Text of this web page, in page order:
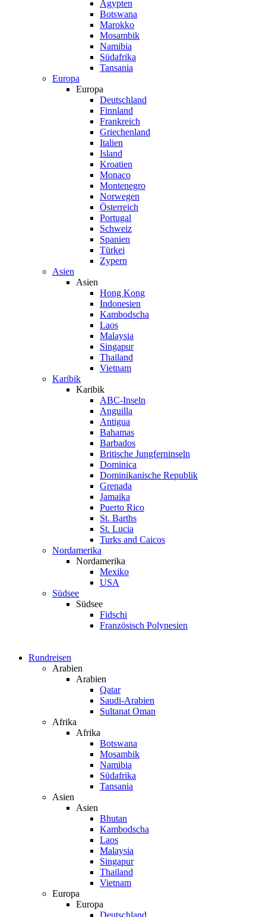
Ägypten
Botswana
Marokko
Mosambik
Namibia
Südafrika
Tansania
Europa
Europa
Deutschland
Finnland
Frankreich
Griechenland
Italien
Island
Kroatien
Monaco
Montenegro
Norwegen
Österreich
Portugal
Schweiz
Spanien
Türkei
Zypern
Asien
Asien
Hong Kong
Indonesien
Kambodscha
Laos
Malaysia
Singapur
Thailand
Vietnam
Karibik
Karibik
ABC-Inseln
Anguilla
Antigua
Bahamas
Barbados
Britische Jungferninseln
Dominica
Dominikanische Republik
Grenada
Jamaika
Puerto Rico
St. Barths
St. Lucia
Turks and Caicos
Nordamerika
Nordamerika
Mexiko
USA
Südsee
Südsee
Fidschi
Französisch Polynesien
Rundreisen
Arabien
Arabien
Qatar
Saudi-Arabien
Sultanat Oman
Afrika
Afrika
Botswana
Mosambik
Namibia
Südafrika
Tansania
Asien
Asien
Bhutan
Kambodscha
Laos
Malaysia
Singapur
Thailand
Vietnam
Europa
Europa
Deutschland